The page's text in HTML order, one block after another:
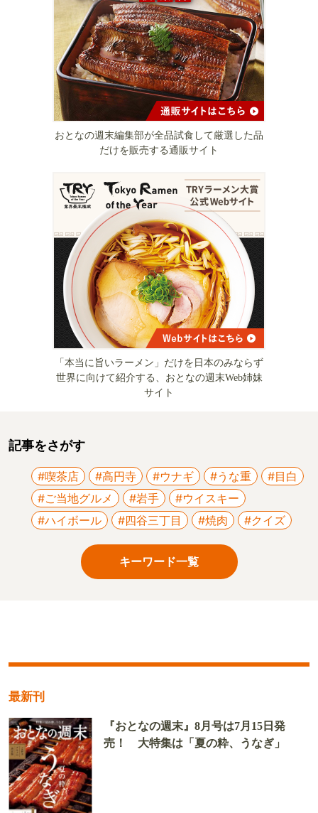
おとなの週末編集部が全品試食して厳選した品
だけを販売する通販サイト
「本当に旨いラーメン」だけを日本のみならず
世界に向けて紹介する、おとなの週末Web姉妹
サイト
記事をさがす
#喫茶店 #高円寺 #ウナギ #うな重
#目白
#ご当地グルメ
#岩手
#ウイスキー
#ハイボール
#四谷三丁目 #焼肉 #クイズ
キーワード一覧
最新刊
『おとなの週末』8月号は7月15日発
売！ 大特集は「夏の粋、うなぎ」